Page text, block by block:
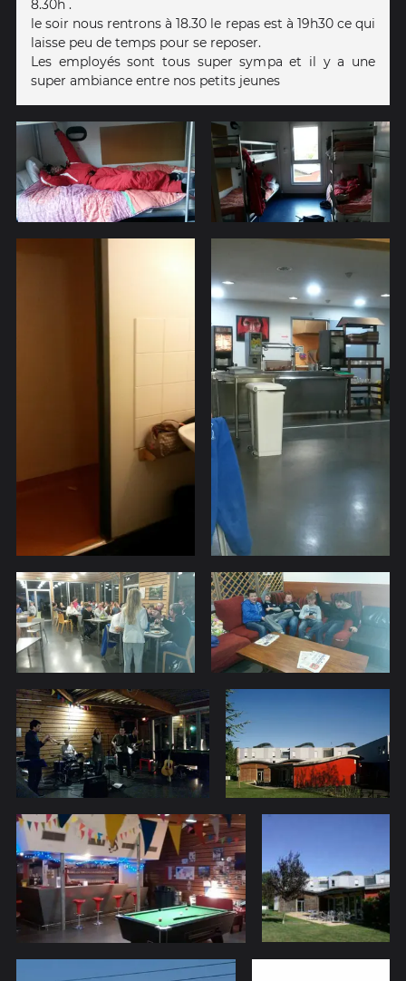
8.30h .
le soir nous rentrons à 18.30 le repas est à 19h30 ce qui
laisse peu de temps pour se reposer.
Les employés sont tous super sympa et il y a une
super ambiance entre nos petits jeunes